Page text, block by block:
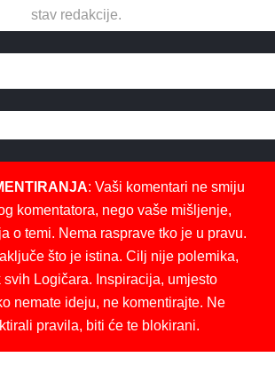
stav redakcije.
: Vaši komentari ne smiju
komentatora, nego vaše mišljenje,
o temi. Nema rasprave tko je u pravu.
što je istina. Cilj nije polemika,
svih Logičara. Inspiracija, umjesto
nemate ideju, ne komentirajte. Ne
pravila, biti će te blokirani.